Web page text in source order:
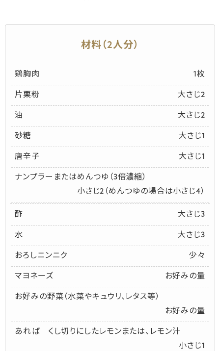
材料（2人分）
鶏胸肉 1枚
片栗粉 大さじ2
油 大さじ2
砂糖 大さじ1
唐辛子 大さじ1
ナンプラーまたはめんつゆ（3倍濃縮）
小さじ2（めんつゆの場合は小さじ4）
酢 大さじ3
水 大さじ3
おろしニンニク 少々
マヨネーズ お好みの量
お好みの野菜（水菜やキュウリ、レタス等）
お好みの量
あれば くし切りにしたレモンまたは、レモン汁
小さじ1